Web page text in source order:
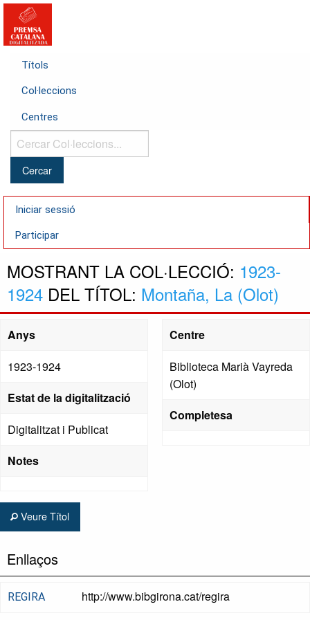
Títols
Col·leccions
Centres
Cercar
Col·leccions...
Iniciar sessió
Participar
MOSTRANT LA COL·LECCIÓ: 1923-
1924 DEL TÍTOL: Montaña, La (Olot)
Anys
1923-1924
Estat de la digitalització
Digitalitzat i Publicat
Notes
Centre
Biblioteca Marià Vayreda
(Olot)
Completesa
Veure Títol
Enllaços
REGIRA http://www.bibgirona.cat/regira